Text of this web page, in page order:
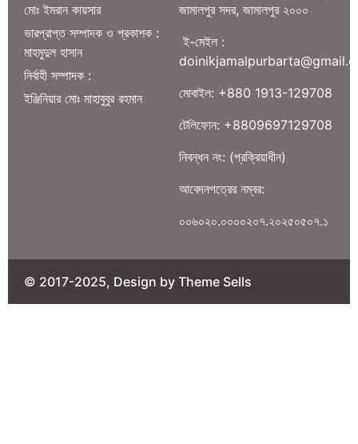
মোঃ ইমরান কায়সার
ভারপ্রাপ্ত সম্পাদক ও প্রকাশক :
মাহমুদুল হাসান
নির্বাহী সম্পাদক :
ইঞ্জিনিয়ার মোঃ মাহাবুবুর রহমান
জামালপুর সদর, জামালপুর ২০০০
ই-মেইল :
মোবাইল: +880 1913-129708
টেলিফোন: +8809697129708
নিবন্ধন নং: (প্রক্রিয়াধীন)
আবেদনপত্রের নম্বর:
০০৬০২০.০০০০২০৭.২০২৫০৫০৭.১
© 2017-2025, Design by Theme Sells